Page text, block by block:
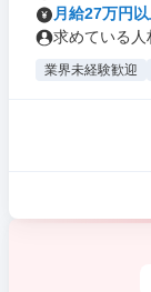
月給27万円
求めてい
業界未経験歓迎